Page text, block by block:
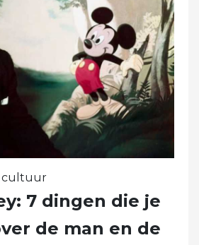
cultuur
7 dingen die je
de man en de